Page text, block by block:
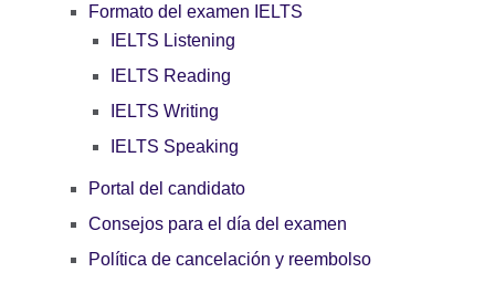
Formato del examen IELTS
IELTS Listening
IELTS Reading
IELTS Writing
IELTS Speaking
Portal del candidato
Consejos para el día del examen
Política de cancelación y reembolso